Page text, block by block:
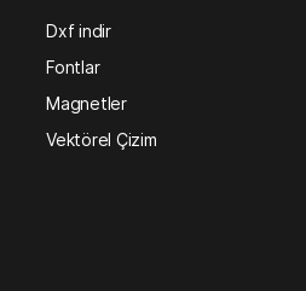
Dxf indir
Fontlar
Magnetler
Vektörel Çizim